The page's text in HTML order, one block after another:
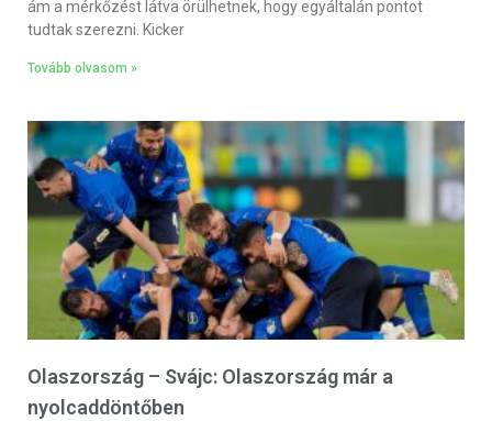
ám a mérkőzést látva örülhetnek, hogy egyáltalán pontot
tudtak szerezni. Kicker
Tovább olvasom »
Olaszország – Svájc: Olaszország már a
nyolcaddöntőben